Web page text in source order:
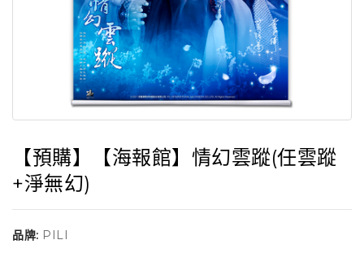
【預購】【海報館】情幻雲蹤(任雲蹤
+淨無幻)
品牌: PILI